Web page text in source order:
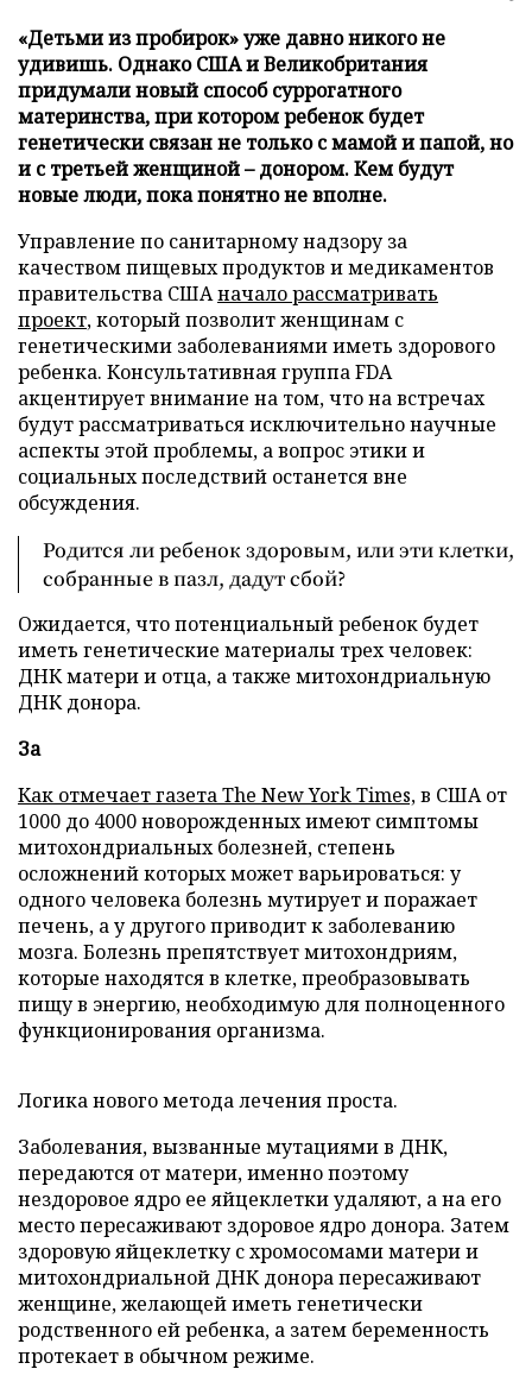
«Детьми из пробирок» уже давно никого не
удивишь. Однако США и Великобритания
придумали новый способ суррогатного
материнства, при котором ребенок будет
генетически связан не только с мамой и папой, но
и с третьей женщиной – донором. Кем будут
новые люди, пока понятно не вполне.
Управление по санитарному надзору за
качеством пищевых продуктов и медикаментов
правительства СШАначало рассматривать
проект, который позволит женщинам с
генетическими заболеваниями иметь здорового
ребенка. Консультативная группа FDA
акцентирует внимание на том, что на встречах
будут рассматриваться исключительно научные
аспекты этой проблемы, а вопрос этики и
социальных последствий останется вне
обсуждения.
Родится ли ребенок здоровым, или эти клетки,
собранные в пазл, дадут сбой?
Ожидается, что потенциальный ребенок будет
иметь генетические материалы трех человек:
ДНК матери и отца, а также митохондриальную
ДНК донора.
За
Как отмечает газетаThe NewYorkTimes,в США от
1000 до 4000 новорожденных имеют симптомы
митохондриальных болезней, степень
осложнений которых может варьироваться: у
одного человека болезнь мутирует и поражает
печень, а у другого приводит к заболеванию
мозга. Болезнь препятствует митохондриям,
которые находятся в клетке, преобразовывать
пищу в энергию, необходимую для полноценного
функционирования организма.
Логика нового метода лечения проста.
Заболевания, вызванные мутациями в ДНК,
передаются от матери, именно поэтому
нездоровое ядро ее яйцеклетки удаляют, а на его
место пересаживают здоровое ядро донора. Затем
здоровую яйцеклетку с хромосомами матери и
митохондриальной ДНК донора пересаживают
женщине, желающей иметь генетически
родственного ей ребенка, а затем беременность
протекает в обычном режиме.